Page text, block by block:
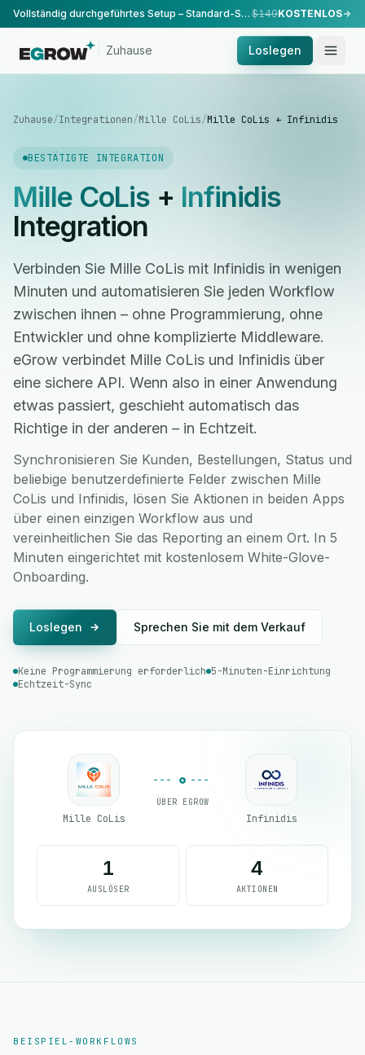
Vollständig durchgeführtes Setup – Standard-Setup, durchgeführt von unserem Team. $149KOSTENLOS
Zuhause Loslegen
Zuhause/Integrationen/Mille CoLis/Mille CoLis + Infinidis
BESTÄTIGTE INTEGRATION
Mille CoLis+ Infinidis
Integration
Verbinden Sie Mille CoLis mit Infinidis in wenigen
Minuten und automatisieren Sie jeden Workflow
zwischen ihnen – ohne Programmierung, ohne
Entwickler und ohne komplizierte Middleware.
eGrow verbindet Mille CoLis und Infinidis über
eine sichere API. Wenn also in einer Anwendung
etwas passiert, geschieht automatisch das
Richtige in der anderen – in Echtzeit.
Synchronisieren Sie Kunden, Bestellungen, Status und
beliebige benutzerdefinierte Felder zwischen Mille
CoLis und Infinidis, lösen Sie Aktionen in beiden Apps
über einen einzigen Workflow aus und
vereinheitlichen Sie das Reporting an einem Ort. In 5
Minuten eingerichtet mit kostenlosem White-Glove-
Onboarding.
Loslegen Sprechen Sie mit dem Verkauf
Keine Programmierung erforderlich 5-Minuten-Einrichtung
Echtzeit-Sync
Mille CoLis
ÜBER EGROW
Infinidis
1
AUSLÖSER
4
AKTIONEN
BEISPIEL-WORKFLOWS